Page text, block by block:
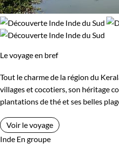
Le voyage en bref
Tout le charme de la région du
villages et cocotiers, son héritage
plantations de thé et ses belles
Voir le voyage
Inde En groupe